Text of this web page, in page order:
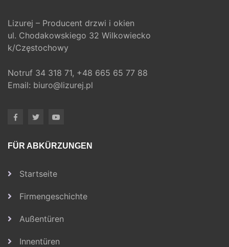
Lizurej – Producent drzwi i okien
ul. Chodakowskiego 32 Wilkowiecko
k/Częstochowy
Notruf 34 318 71, +48 665 65 77 88
Email: biuro@lizurej.pl
FÜR ABKÜRZUNGEN
Startseite
Firmengeschichte
Außentüren
Innentüren